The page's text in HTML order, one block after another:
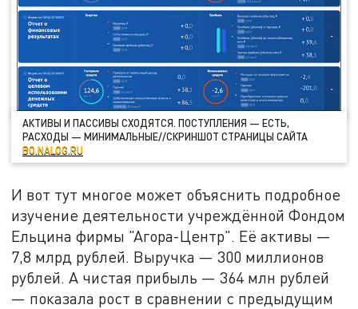
АКТИВЫ И ПАССИВЫ СХОДЯТСЯ. ПОСТУПЛЕНИЯ — ЕСТЬ,
РАСХОДЫ — МИНИМАЛЬНЫЕ//СКРИНШОТ СТРАНИЦЫ САЙТА
BO.NALOG.RU
И вот тут многое может объяснить подробное
изучение деятельности учреждённой Фондом
Ельцина фирмы "Агора-Центр". Её активы —
7,8 млрд рублей. Выручка — 300 миллионов
рублей. А чистая прибыль — 364 млн рублей
— показала рост в сравнении с предыдущим